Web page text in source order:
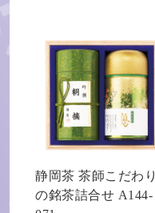
静岡茶 茶師こだわり
の銘茶詰合せ A144-